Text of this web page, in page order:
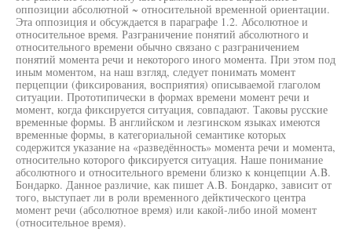
оппозиции абсолютной ~ относительной временной ориентации.
Эта оппозиция и обсуждается в параграфе 1.2. Абсолютное и
относительное время. Разграничение понятий абсолютного и
относительного времени обычно связано с разграничением
понятий момента речи и некоторого иного момента. При этом под
иным моментом, на наш взгляд, следует понимать момент
перцепции (фиксирования, восприятия) описываемой глаголом
ситуации. Прототипически в формах времени момент речи и
момент, когда фиксируется ситуация, совпадают. Таковы русские
временные формы. В английском и лезгинском языках имеются
временные формы, в категориальной семантике которых
содержится указание на «разведённость» момента речи и момента,
относительно которого фиксируется ситуация. Наше понимание
абсолютного и относительного времени близко к концепции A.B.
Бондарко. Данное различие, как пишет A.B. Бондарко, зависит от
того, выступает ли в роли временного дейктического центра
момент речи (абсолютное время) или какой-либо иной момент
(относительное время).